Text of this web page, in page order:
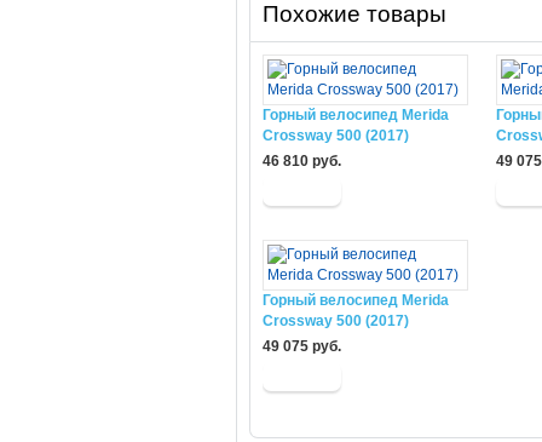
Похожие товары
Горный велосипед Merida
Crossway 500 (2017)
46 810 руб.
49
Горный велосипед Merida
Crossway 500 (2017)
49 075 руб.